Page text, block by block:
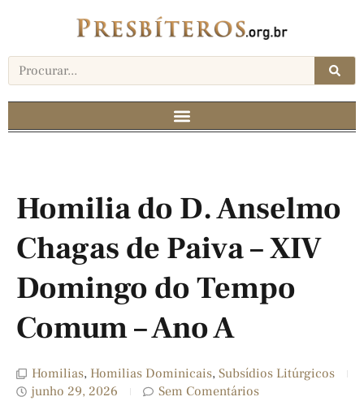
Homilia do D. Anselmo
Chagas de Paiva – XIV
Domingo do Tempo
Comum – Ano A
Homilias, Homilias Dominicais, Subsídios Litúrgicos
junho 29, 2026
Sem Comentários